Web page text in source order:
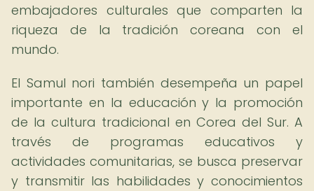
embajadores culturales que comparten la
riqueza de la tradición coreana con el
mundo.
El Samul nori también desempeña un papel
importante en la educación y la promoción
de la cultura tradicional en Corea del Sur. A
través de programas educativos y
actividades comunitarias, se busca preservar
y transmitir las habilidades y conocimientos